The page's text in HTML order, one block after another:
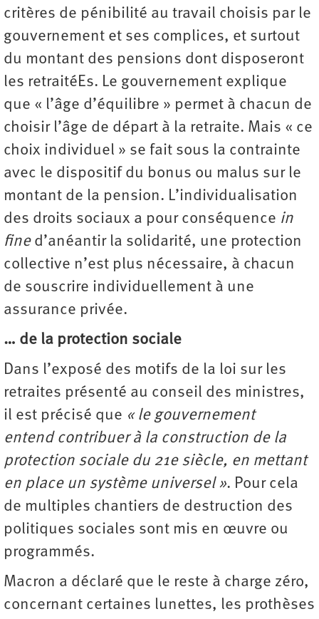
critères de pénibilité au travail choisis par le
gouvernement et ses complices, et surtout
du montant des pensions dont disposeront
les retraitéEs. Le gouvernement explique
que « l’âge d’équilibre » permet à chacun de
choisir l’âge de départ à la retraite. Mais « ce
choix individuel » se fait sous la contrainte
avec le dispositif du bonus ou malus sur le
montant de la pension. L’individualisation
des droits sociaux a pour conséquence in
fined’anéantir la solidarité, une protection
collective n’est plus nécessaire, à chacun
de souscrire ­individuellement à une
assurance privée.
… de la protection sociale
Dans l’exposé des motifs de la loi sur les
retraites présenté au conseil des ministres,
il est précisé que « le gouvernement
entend contribuer à la construction de la
protection sociale du 21e siècle, en mettant
en place un système universel ». Pour cela
de multiples chantiers de destruction des
politiques sociales sont mis en œuvre ou
programmés.
Macron a déclaré que le reste à charge zéro,
concernant certaines lunettes, les prothèses